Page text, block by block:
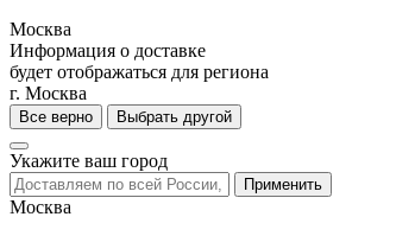
Москва
Информация о доставке
будет отображаться для региона
г. Москва
Все верно Выбрать другой
Укажите ваш город
Москва